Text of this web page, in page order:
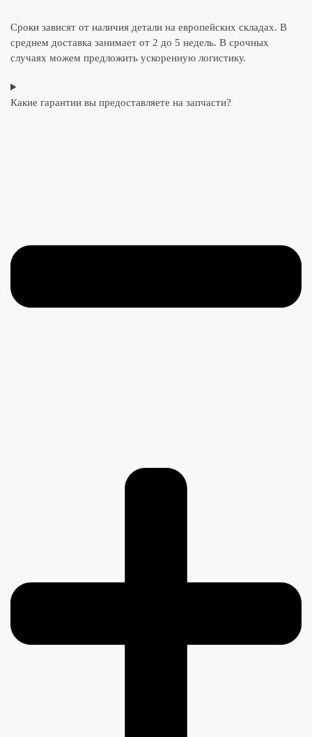
Сроки зависят от наличия детали на европейских складах. В
среднем доставка занимает от 2 до 5 недель. В срочных
случаях можем предложить ускоренную логистику.
Какие гарантии вы предоставляете на запчасти?